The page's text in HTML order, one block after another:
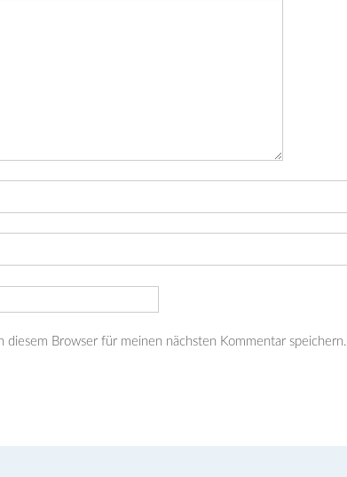
diesem Browser für meinen nächsten Kommentar speichern.